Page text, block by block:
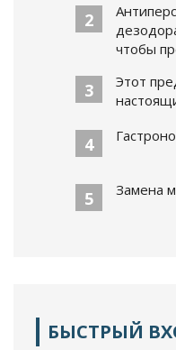
2
чтобы
3
Этот
4
5 Замена
БЫСТРЫЙ